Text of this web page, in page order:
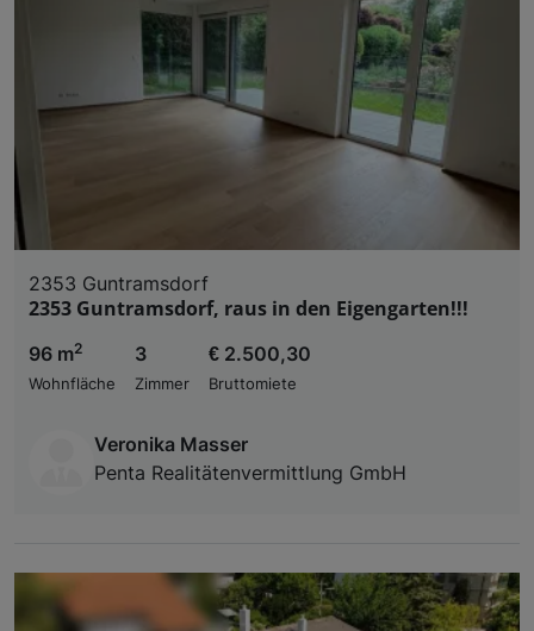
2353 Guntramsdorf
2353 Guntramsdorf, raus in den Eigengarten!!!
96 m2
Wohnfläche
3
Zimmer
€ 2.500,30
Bruttomiete
Veronika Masser
Penta Realitätenvermittlung GmbH